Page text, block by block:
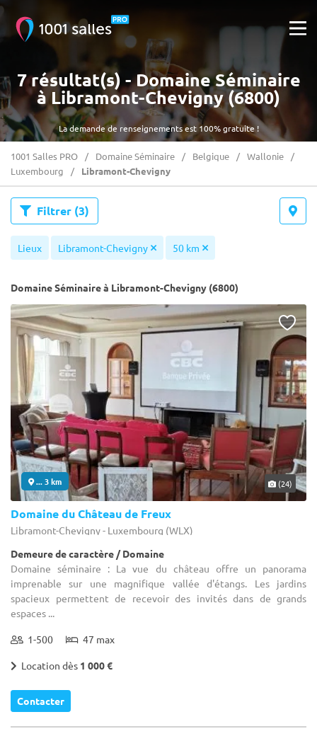
La demande de renseignements est 100% gratuite !
7 résultat(s) - Domaine Séminaire
à Libramont-Chevigny (6800)
1001 Salles PRO Domaine Séminaire Belgique
Wallonie
Luxembourg
Libramont-Chevigny
Filtrer (3)
Lieux Libramont-Chevigny 50 km
Domaine Séminaire à Libramont-Chevigny (6800)
... 3 km (24)
Domaine du Château de Freux
Libramont-Chevigny - Luxembourg (WLX)
Demeure de caractère / Domaine
Domaine séminaire : La vue du château offre un panorama
imprenable sur une magnifique vallée d'étangs. Les jardins
spacieux permettent de recevoir des invités dans de grands
espaces ...
1-500 47 max
Location dès 1 000 €
Contacter